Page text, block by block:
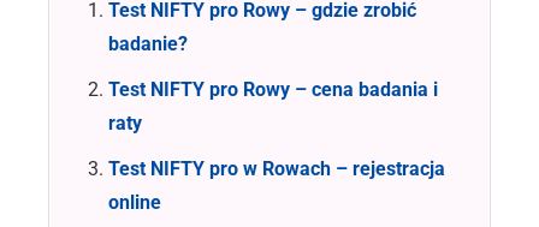
Pobranie próbki w placówce lub w domu z
dojazdem personelu medycznego
Szybkie terminy badań
Test NIFTY pro Rowy – gdzie zrobić
badanie?
Test NIFTY pro Rowy – cena badania i
raty
Test NIFTY pro w Rowach – rejestracja
online